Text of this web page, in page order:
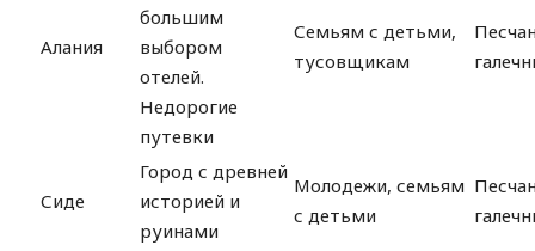
Алания
большим
выбором
отелей.
Недорогие
путевки
Семьям с детьми,
тусовщикам
Сиде
Город с древней
историей и
руинами
Молодежи, семьям
с детьми